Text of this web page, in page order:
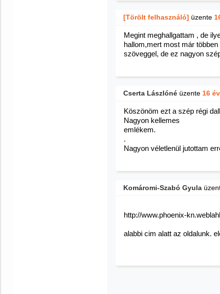
[Törölt felhasználó] üzente
Megint meghallgattam , de
hallom,mert most már
szöveggel, de ez nagyon
Cserta Lászlóné üzente 16
Köszönöm ezt a szép régi
Nagyon kellemes
emlékem.
.
Nagyon véletlenül jutottam
Komáromi-Szabó Gyula
http://www.phoenix-
alabbi cim alatt az oldalunk.